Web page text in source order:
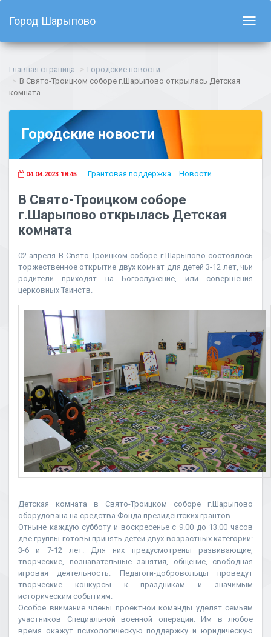
Город Шарыпово
Главная страница
Городские новости
В Свято-Троицком соборе г.Шарыпово открылась Детская
комната
Городские новости
04.04.2023 18:45 Грантовая поддержка Новости
В Свято-Троицком соборе
г.Шарыпово открылась Детская
комната
02 апреля В Свято-Троицком соборе г.Шарыпово состоялось
торжественное открытие двух комнат для детей 3-12 лет, чьи
родители приходят на Богослужение, или совершения
церковных Таинств.
Детская комната в Свято-Троицком соборе г.Шарыпово
оборудована на средства Фонда президентских грантов.
Отныне каждую субботу и воскресенье с 9.00 до 13.00 часов
две группы готовы принять детей двух возрастных категорий:
3-6 и 7-12 лет. Для них предусмотрены развивающие,
творческие, познавательные занятия, общение, свободная
игровая деятельность. Педагоги-добровольцы проведут
творческие конкурсы к праздникам и значимым
историческим событиям.
Особое внимание члены проектной команды уделят семьям
участников Специальной военной операции. Им в любое
время окажут психологическую поддержку и юридическую